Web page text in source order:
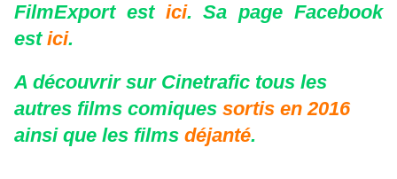
FilmExport est ici. Sa page Facebook
est ici.
A découvrir sur Cinetrafic tous les
autres films comiques sortis en 2016
ainsi que les films déjanté.